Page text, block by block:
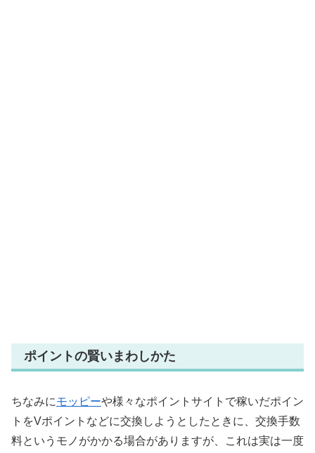
ポイントの賢いまわしかた
ちなみにモッピーや様々なポイントサイトで稼いだポイン
トをVポイントなどに交換しようとしたときに、交換手数
料というモノがかかる場合がありますが、これは実は一度